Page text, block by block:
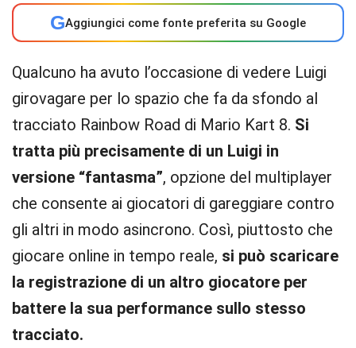
GAggiungici come fonte preferita su Google
Qualcuno ha avuto l’occasione di vedere Luigi
girovagare per lo spazio che fa da sfondo al
tracciato Rainbow Road di Mario Kart 8. Si
tratta più precisamente di un Luigi in
versione “fantasma”, opzione del multiplayer
che consente ai giocatori di gareggiare contro
gli altri in modo asincrono. Così, piuttosto che
giocare online in tempo reale, si può scaricare
la registrazione di un altro giocatore per
battere la sua performance sullo stesso
tracciato.